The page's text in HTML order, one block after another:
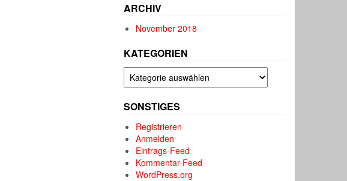
ARCHIV
November 2018
KATEGORIEN
Kategorien
SONSTIGES
Registrieren
Anmelden
Eintrags-Feed
Kommentar-Feed
WordPress.org